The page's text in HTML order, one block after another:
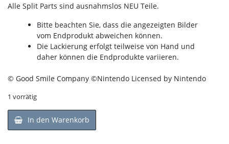
Alle Split Parts sind ausnahmslos NEU Teile.
Bitte beachten Sie, dass die angezeigten Bilder
vom Endprodukt abweichen können.
Die Lackierung erfolgt teilweise von Hand und
daher können die Endprodukte variieren.
© Good Smile Company ©Nintendo Licensed by Nintendo
1 vorrätig
In den Warenkorb